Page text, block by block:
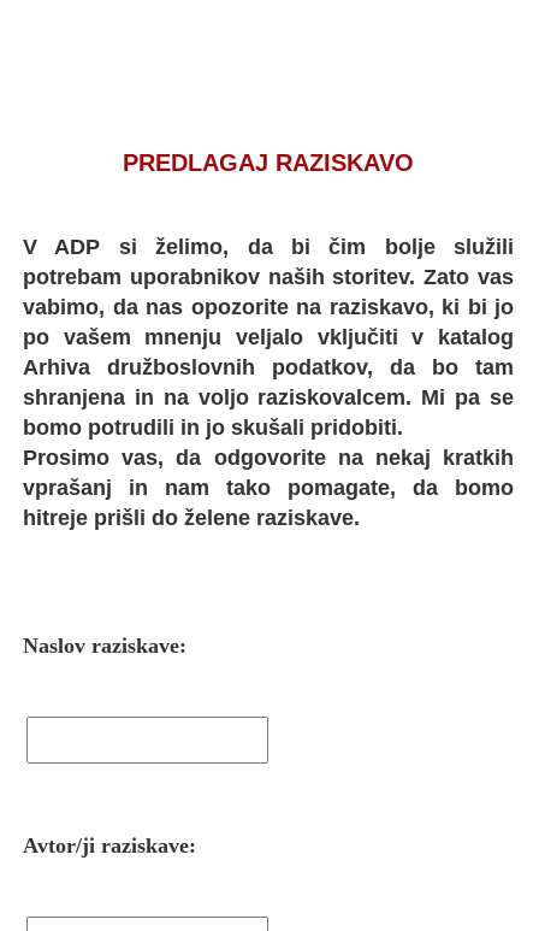
PREDLAGAJ RAZISKAVO
V ADP si želimo, da bi čim bolje služili
potrebam uporabnikov naših storitev. Zato vas
vabimo, da nas opozorite na raziskavo, ki bi jo
po vašem mnenju veljalo vključiti v katalog
Arhiva družboslovnih podatkov, da bo tam
shranjena in na voljo raziskovalcem. Mi pa se
bomo potrudili in jo skušali pridobiti.
Prosimo vas, da odgovorite na nekaj kratkih
vprašanj in nam tako pomagate, da bomo
hitreje prišli do želene raziskave.
Naslov raziskave:
Avtor/ji raziskave: